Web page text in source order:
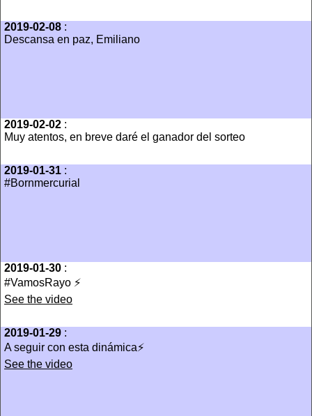
2019-02-08 :
Descansa en paz, Emiliano
2019-02-02 :
Muy atentos, en breve daré el ganador del sorteo
2019-01-31 :
#Bornmercurial
2019-01-30 :
#VamosRayo ⚡️
See the video
2019-01-29 :
A seguir con esta dinámica⚡️
See the video